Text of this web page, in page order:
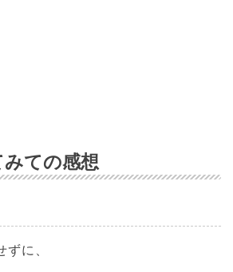
ての感想
ずに、